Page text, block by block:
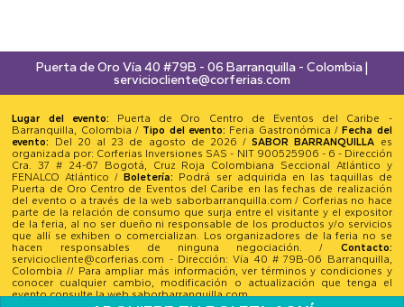
Puerta de Oro Vía 40 #79B - 06 Barranquilla - Colombia |
serviciocliente@corferias.com
Lugar del evento: Puerta de Oro Centro de Eventos del Caribe -
Barranquilla, Colombia / Tipo del evento: Feria Gastronómica /Fecha del
evento:
Del 20 al 23 de agosto de 2026 /SABOR BARRANQUILLA es
organizada por: Corferias Inversiones SAS - NIT 900525906 - 6 - Dirección
Cra. 37 # 24-67 Bogotá, Cruz Roja Colombiana Seccional Atlántico y
FENALCO Atlántico /Boletería: Podrá ser adquirida en las taquillas de
Puerta de Oro Centro de Eventos del Caribe en las fechas de realización
del evento o a través de la web saborbarranquilla.com / Corferias no hace
parte de la relación de consumo que surja entre el visitante y el expositor
de la feria, al no ser dueño ni responsable de los productos y/o servicios
que allí se exhiben o comercializan. Los organizadores de la feria no se
hacen responsables de ninguna negociación. / Contacto:
serviciocliente@corferias.com - Dirección: Vía 40 # 79B-06 Barranquilla,
Colombia // Para ampliar más información, ver términos y condiciones y
conocer cualquier cambio, modificación o actualización que tenga el
evento consulte la web saborbarranquilla.com